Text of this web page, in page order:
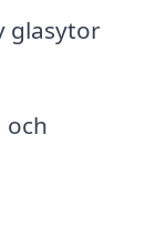
glasytor
och